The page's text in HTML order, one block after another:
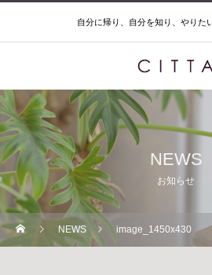
自分に帰り、自分を知り、やりた
NEWS
お知らせ
NEWS image_1450x430